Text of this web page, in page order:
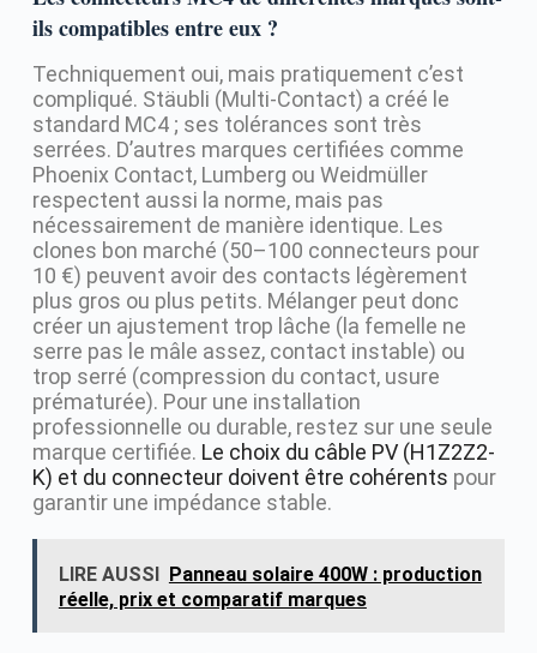
ils compatibles entre eux ?
Techniquement oui, mais pratiquement c’est
compliqué. Stäubli (Multi-Contact) a créé le
standard MC4 ; ses tolérances sont très
serrées. D’autres marques certifiées comme
Phoenix Contact, Lumberg ou Weidmüller
respectent aussi la norme, mais pas
nécessairement de manière identique. Les
clones bon marché (50–100 connecteurs pour
10 €) peuvent avoir des contacts légèrement
plus gros ou plus petits. Mélanger peut donc
créer un ajustement trop lâche (la femelle ne
serre pas le mâle assez, contact instable) ou
trop serré (compression du contact, usure
prématurée). Pour une installation
professionnelle ou durable, restez sur une seule
marque certifiée. Le choix du câble PV (H1Z2Z2-
K) et du connecteur doivent être cohérents pour
garantir une impédance stable.
LIRE AUSSI
Panneau solaire 400W : production
réelle, prix et comparatif marques